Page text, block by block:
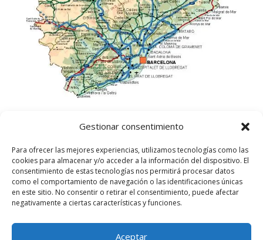
Gestionar consentimiento
Para ofrecer las mejores experiencias, utilizamos tecnologías como las
cookies para almacenar y/o acceder a la información del dispositivo. El
consentimiento de estas tecnologías nos permitirá procesar datos
como el comportamiento de navegación o las identificaciones únicas
en este sitio. No consentir o retirar el consentimiento, puede afectar
negativamente a ciertas características y funciones.
Aceptar
Lampista Barcelona. Todos los derechos